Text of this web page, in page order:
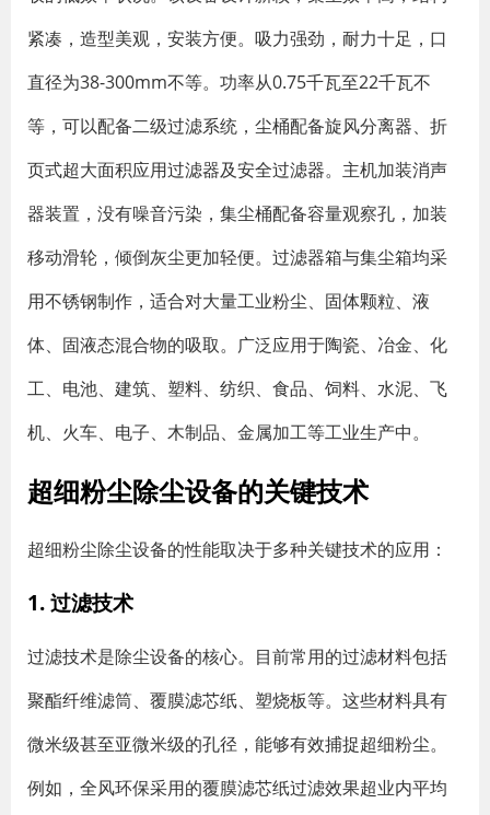
紧凑，造型美观，安装方便。吸力强劲，耐力十足，口
直径为38-300mm不等。功率从0.75千瓦至22千瓦不
等，可以配备二级过滤系统，尘桶配备旋风分离器、折
页式超大面积应用过滤器及安全过滤器。主机加装消声
器装置，没有噪音污染，集尘桶配备容量观察孔，加装
移动滑轮，倾倒灰尘更加轻便。过滤器箱与集尘箱均采
用不锈钢制作，适合对大量工业粉尘、固体颗粒、液
体、固液态混合物的吸取。广泛应用于陶瓷、冶金、化
工、电池、建筑、塑料、纺织、食品、饲料、水泥、飞
机、火车、电子、木制品、金属加工等工业生产中。
超细粉尘除尘设备的关键技术
超细粉尘除尘设备的性能取决于多种关键技术的应用：
1. 过滤技术
过滤技术是除尘设备的核心。目前常用的过滤材料包括
聚酯纤维滤筒、覆膜滤芯纸、塑烧板等。这些材料具有
微米级甚至亚微米级的孔径，能够有效捕捉超细粉尘。
例如，全风环保采用的覆膜滤芯纸过滤效果超业内平均